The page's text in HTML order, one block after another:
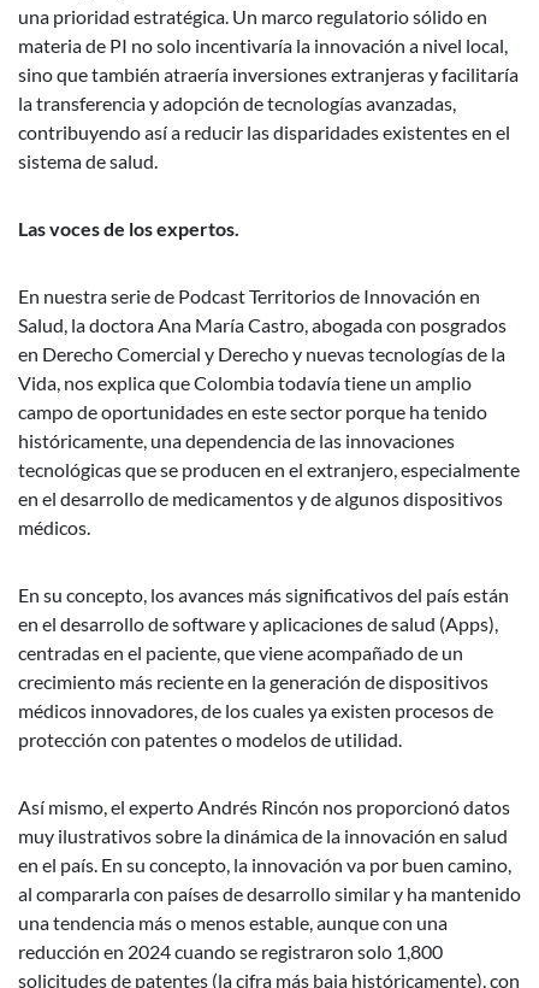
una prioridad estratégica. Un marco regulatorio sólido en
materia de PI no solo incentivaría la innovación a nivel local,
sino que también atraería inversiones extranjeras y facilitaría
la transferencia y adopción de tecnologías avanzadas,
contribuyendo así a reducir las disparidades existentes en el
sistema de salud.
Las voces de los expertos.
En nuestra serie de Podcast Territorios de Innovación en
Salud, la doctora Ana María Castro, abogada con posgrados
en Derecho Comercial y Derecho y nuevas tecnologías de la
Vida, nos explica que Colombia todavía tiene un amplio
campo de oportunidades en este sector porque ha tenido
históricamente, una dependencia de las innovaciones
tecnológicas que se producen en el extranjero, especialmente
en el desarrollo de medicamentos y de algunos dispositivos
médicos.
En su concepto, los avances más significativos del país están
en el desarrollo de software y aplicaciones de salud (Apps),
centradas en el paciente, que viene acompañado de un
crecimiento más reciente en la generación de dispositivos
médicos innovadores, de los cuales ya existen procesos de
protección con patentes o modelos de utilidad.
Así mismo, el experto Andrés Rincón nos proporcionó datos
muy ilustrativos sobre la dinámica de la innovación en salud
en el país. En su concepto, la innovación va por buen camino,
al compararla con países de desarrollo similar y ha mantenido
una tendencia más o menos estable, aunque con una
reducción en 2024 cuando se registraron solo 1,800
solicitudes de patentes (la cifra más baja históricamente), con